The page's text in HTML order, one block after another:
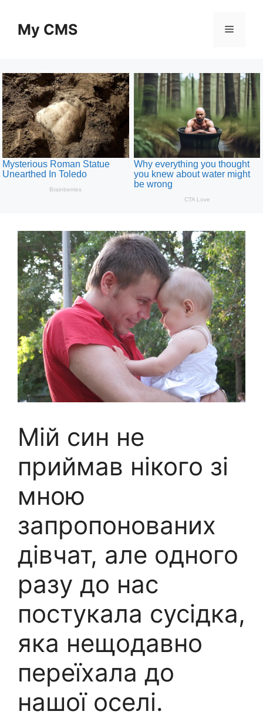
contentMy CMS Menu
Мій син не
приймав нікого зі
мною
запропонованих
дівчат, але одного
разу до нас
постукала сусідка,
яка нещодавно
переїхала до
нашої оселі.